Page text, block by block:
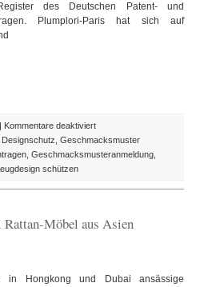
des Deutschen Patent- und
Plumplori-Paris hat sich auf
| Kommentare deaktiviertfür
Design
des
von
Designschutz Geschmacksmuster
Geschmacksmusteranmeldung
schützen
Rattan-Möbel aus Asien
in Hongkong und Dubai ansässige